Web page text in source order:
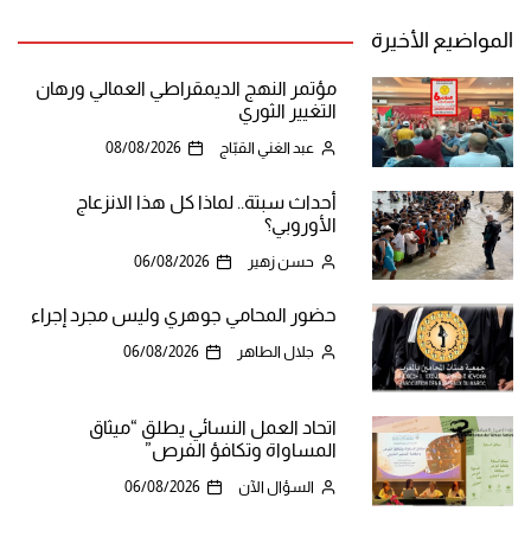
المواضيع الأخيرة
مؤتمر النهج الديمقراطي العمالي ورهان
التغيير الثوري
عبد الغني القبّاج 08/08/2026
أحداث سبتة.. لماذا كل هذا الانزعاج
الأوروبي؟
حسن زهير 06/08/2026
حضور المحامي جوهري وليس مجرد إجراء
جلال الطاهر 06/08/2026
اتحاد العمل النسائي يطلق “ميثاق
المساواة وتكافؤ الفرص”
السؤال الآن 06/08/2026